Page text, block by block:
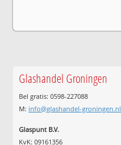
Glashandel Groningen
Bel gratis: 0598-227088
M: info@glashandel-groningen.nl
Glaspunt B.V.
KvK: 09161356